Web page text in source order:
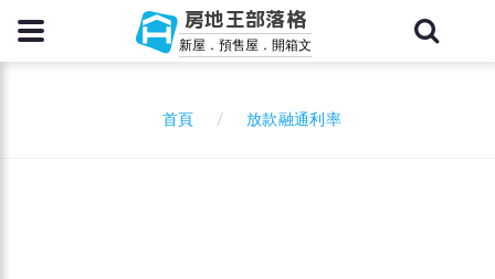
房地王部落格
新屋．預售屋．開箱文
首頁 放款融通利率